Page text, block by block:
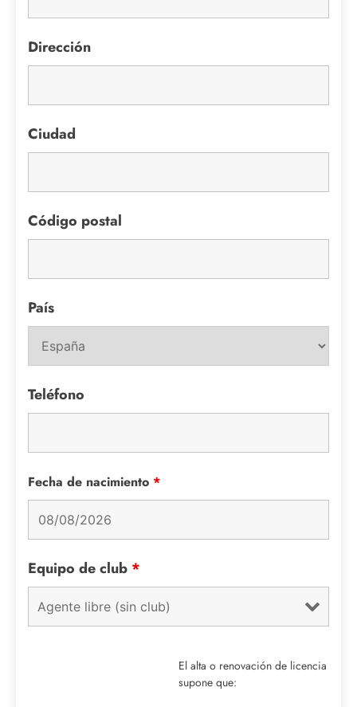
Dirección
Ciudad
Código postal
País
Teléfono
Fecha de nacimiento *
Equipo de club *
El alta o renovación de licencia
supone que: